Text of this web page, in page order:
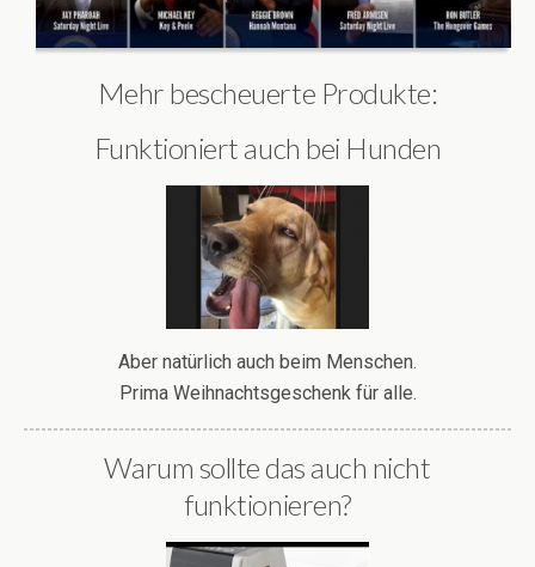
Mehr bescheuerte Produkte:
Funktioniert auch bei Hunden
Aber natürlich auch beim Menschen.
Prima Weihnachtsgeschenk für alle.
Warum sollte das auch nicht
funktionieren?